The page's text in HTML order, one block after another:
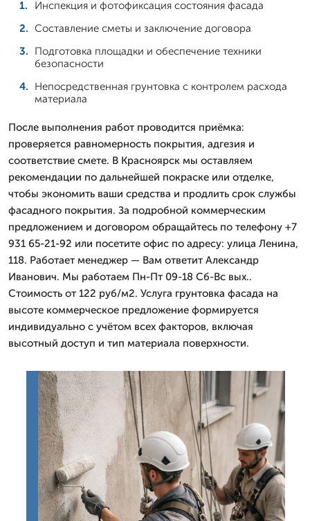
Инспекция и фотофиксация состояния фасада
Составление сметы и заключение договора
Подготовка площадки и обеспечение техники
безопасности
Непосредственная грунтовка с контролем расхода
материала
После выполнения работ проводится приёмка:
проверяется равномерность покрытия, адгезия и
соответствие смете. В Красноярск мы оставляем
рекомендации по дальнейшей покраске или отделке,
чтобы экономить ваши средства и продлить срок службы
фасадного покрытия. За подробной коммерческим
предложением и договором обращайтесь по телефону +7
931 65-21-92 или посетите офис по адресу: улица Ленина,
118. Работает менеджер — Вам ответит Александр
Иванович. Мы работаем Пн-Пт 09-18 Сб-Вс вых..
Стоимость от 122 руб/м2. Услуга грунтовка фасада на
высоте коммерческое предложение формируется
индивидуально с учётом всех факторов, включая
высотный доступ и тип материала поверхности.